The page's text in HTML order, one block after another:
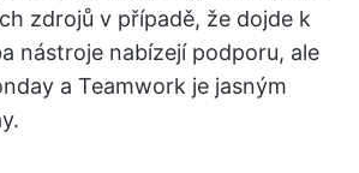
zdrojů v případě, že dojde k
nástroje nabízejí podporu, ale
a Teamwork je jasným